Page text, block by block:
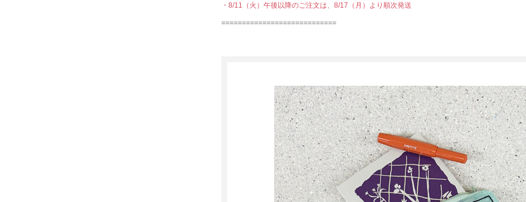
・8/11（火）午後以降のご注文は、8/17（月）より順次発送
============================